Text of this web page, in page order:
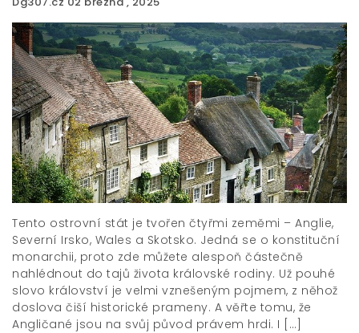
Tento ostrovní stát je tvořen čtyřmi zeměmi – Anglie,
Severní Irsko, Wales a Skotsko. Jedná se o konstituční
monarchii, proto zde můžete alespoň částečně
nahlédnout do tajů života královské rodiny. Už pouhé
slovo království je velmi vznešeným pojmem, z něhož
doslova čiší historické prameny. A věřte tomu, že
Angličané jsou na svůj původ právem hrdi. I […]